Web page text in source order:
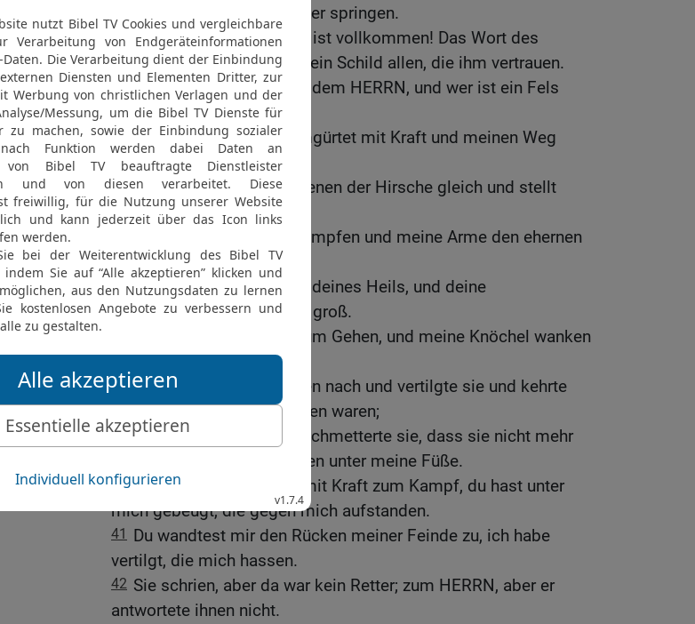
meinem Gott über die Mauer springen.
31
Dieser Gott — sein Weg ist vollkommen! Das Wort des
HERRN ist geläutert; er ist ein Schild allen, die ihm vertrauen.
32 Denn wer ist Gott außer dem HERRN, und wer ist ein Fels
außer unserem Gott?
33 Gott ist es, der mich umgürtet mit Kraft und meinen Weg
unsträflich macht.
34 Er macht meine Füße denen der Hirsche gleich und stellt
mich auf meine Höhen;
er lehrt meine Hände kämpfen und meine Arme den ehernen
Bogen spannen.
36 Du gibst mir den Schild deines Heils, und deine
Herablassung macht mich groß.
Du machst mir Raum zum Gehen, und meine Knöchel wanken
nicht.
38 Ich jagte meinen Feinden nach und vertilgte sie und kehrte
nicht um, bis sie aufgerieben waren;
39 ich rieb sie auf und zerschmetterte sie, dass sie nicht mehr
aufstehen konnten; sie fielen unter meine Füße.
40 Du hast mich gegürtet mit Kraft zum Kampf, du hast unter
mich gebeugt, die gegen mich aufstanden.
41
Du wandtest mir den Rücken meiner Feinde zu, ich habe
vertilgt, die mich hassen.
42 Sie schrien, aber da war kein Retter; zum HERRN, aber er
antwortete ihnen nicht.